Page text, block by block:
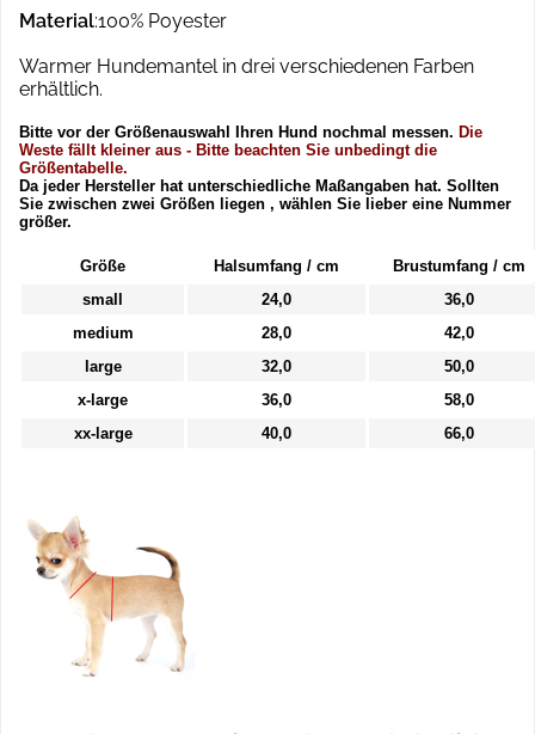
Material:100% Poyester
Warmer Hundemantel in drei verschiedenen Farben
erhältlich.
Bitte vor der Größenauswahl Ihren Hund nochmal messen. Die
Weste fällt kleiner aus - Bitte beachten Sie unbedingt die
Größentabelle.
Da jeder Hersteller hat unterschiedliche Maßangaben hat. Sollten
Sie zwischen zwei Größen liegen , wählen Sie lieber eine Nummer
größer.
Größe Halsumfang / cm
Brustumfang / cm
small
24,0
36,0
medium
28,0
42,0
large
32,0
50,0
x-large
36,0
58,0
xx-large
40,0 66,0